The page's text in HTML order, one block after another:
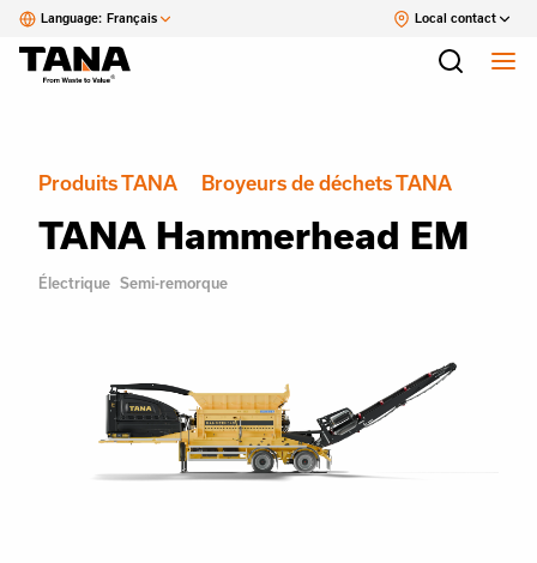
Language: Français Local contact
Produits TANA Broyeurs de déchets TANA
TANA Hammerhead EM
Électrique Semi-remorque